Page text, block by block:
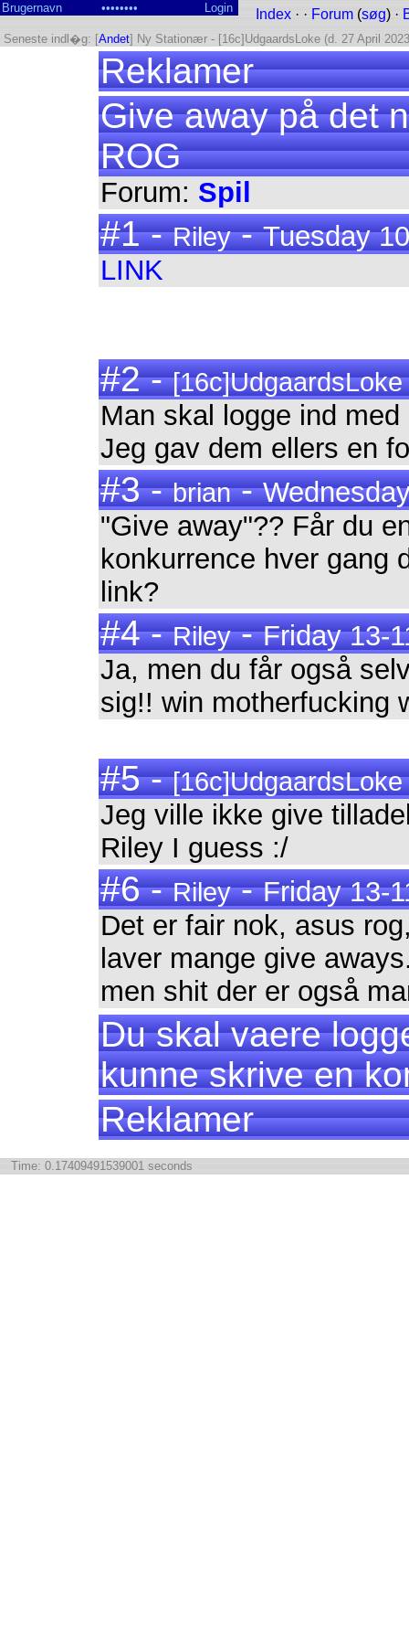
Index · · Forum (søg) ·
Seneste indl�g: [Andet] Ny Stationær - [16c]UdgaardsLoke (d. 27 April
Reklamer
Give away på det
ROG
Forum: Spil
#1 -Riley-Tuesday
LINK
#2 -[16c]UdgaardsLoke
Man skal logge ind
Jeg gav dem ellers en
#3 -brian-
"Give away"?? Får du
konkurrence hver gang
link?
#4 -Riley-Friday 13-
Ja, men du får også
sig!! win motherfucking
#5 -[16c]UdgaardsLoke
Jeg ville ikke give
Riley I guess :/
#6 -Riley-Friday 13-
Det er fair nok, asus
laver mange give
men shit der er også
Du skal vaere
kunne skrive en
Reklamer
Time: 0.17409491539001 seconds